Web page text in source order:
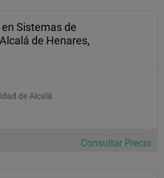
Sistemas de
de Henares,
de Alcalá
Consultar Precio